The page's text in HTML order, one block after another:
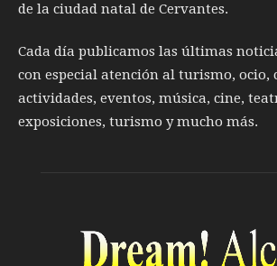
de la ciudad natal de Cervantes.
Cada día publicamos las últimas
con especial atención al turismo, ocio,
actividades, eventos, música, cine,
exposiciones, turismo y mucho más.